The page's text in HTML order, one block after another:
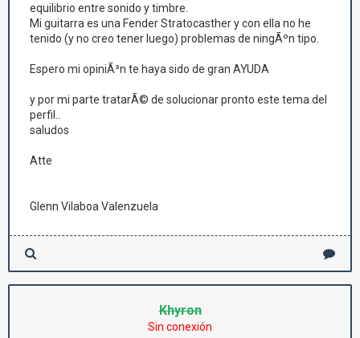
equilibrio entre sonido y timbre.
Mi guitarra es una Fender Stratocasther y con ella no he
tenido (y no creo tener luego) problemas de ningÃºn tipo.
Espero mi opiniÃ³n te haya sido de gran AYUDA
y por mi parte tratarÃ© de solucionar pronto este tema del
perfil..
saludos
Atte
Glenn Vilaboa Valenzuela
Khyron
Sin conexión